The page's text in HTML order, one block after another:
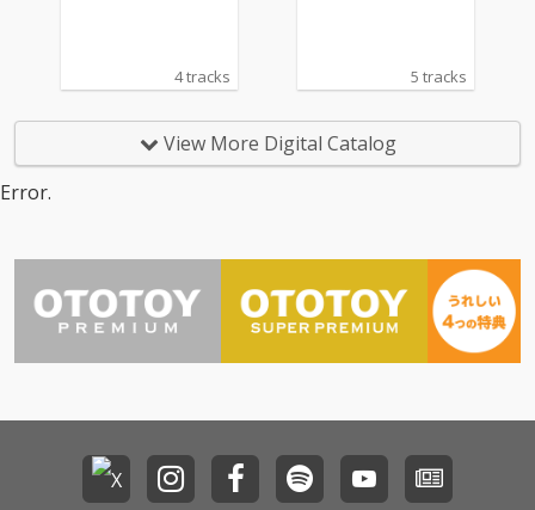
4 tracks 5 tracks
View More Digital Catalog
Error.